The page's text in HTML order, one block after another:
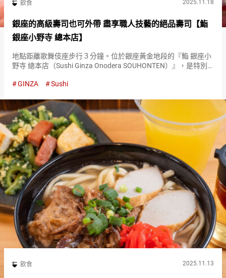
飲食 2025.11.18
銀座的高級壽司也可外帶 盡享職人技藝的絕品壽司【鮨
銀座小野寺 總本店】
地點距離歌舞伎座步行３分鐘。位於銀座黃金地段的『鮨 銀座小
野寺 總本店（Sushi Ginza Onodera SOUHONTEN）』，是特別
魚、海膽、蝦、貝類，當季最美味的海鮮應有…
GINZA Sushi
飲食 2025.11.13